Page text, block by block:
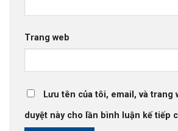
Trang web
Lưu tên của tôi, email, và trang
duyệt này cho lần bình luận kế tiếp